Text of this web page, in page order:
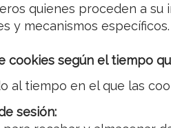
quienes proceden a su
y mecanismos específicos.
cookies según el tiempo
al tiempo en el que las
sesión: